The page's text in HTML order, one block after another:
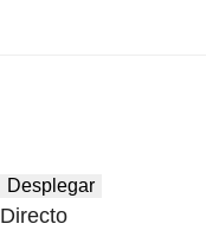
Desplegar
Directo